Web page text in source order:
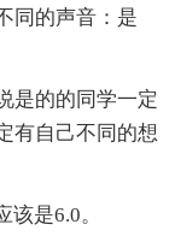
同的声音：是
是的的同学一定
有自己不同的想
是6.0。